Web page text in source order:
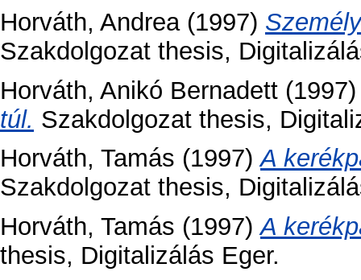
Horváth, Andrea(1997)
Szakdolgozat thesis,
Horváth, Anikó Bernadett
túl. Szakdolgozat thesis,
Horváth, Tamás (1997)A
Szakdolgozat thesis,
Horváth, Tamás (1997)A
thesis, Digitalizálás Eger.